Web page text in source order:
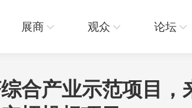
展商 观众 论坛
产业示范项目，
观众 论坛 资讯